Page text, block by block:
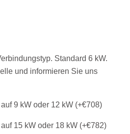
Standard 6 kW.
und informieren Sie uns
9 kW oder 12 kW (+€708)
15 kW oder 18 kW (+€782)